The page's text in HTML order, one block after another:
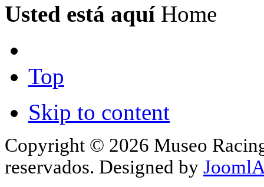
Usted está aquí Home
Top
Skip to content
Copyright © 2026 Museo
reservados. Designed by